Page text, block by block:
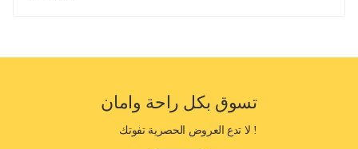
تسوق بكل راحة وامان
! لا تدع العروض الحصرية تفوتك